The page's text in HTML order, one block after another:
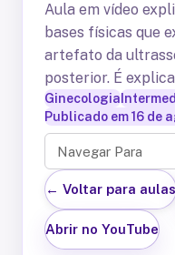
Aula em vídeo
bases físicas que
artefato da
posterior. É
Ginecologia
Publicado em16 de
Navegar Para
← Voltar para aulas
Abrir no YouTube